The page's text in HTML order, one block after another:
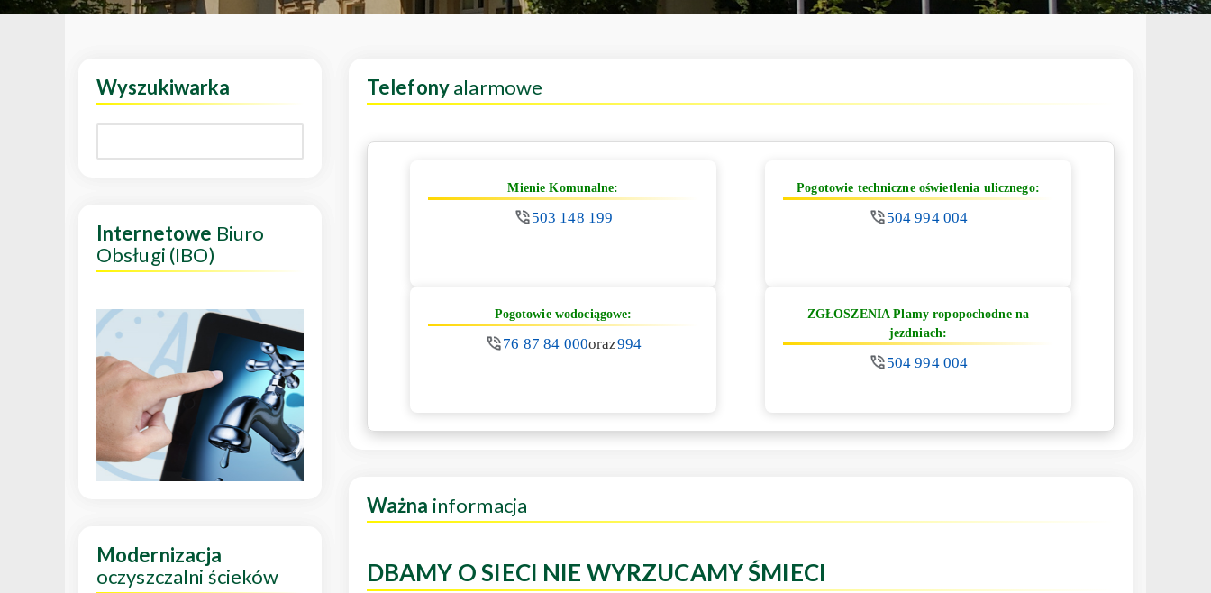
Telefonyalarmowe
Mienie Komunalne:
503 148 199
Pogotowie techniczne oświetlenia ulicznego:
504 994 004
Pogotowie wodociągowe:
76 87 84 000oraz994
ZGŁOSZENIA Plamy ropopochodne na
jezdniach:
504 994 004
Ważna informacja
DBAMY O SIECI NIE WYRZUCAMY ŚMIECI
Wyszukiwarka
Internetowe Biuro
Obsługi (IBO)
Modernizacja
oczyszczalni ścieków